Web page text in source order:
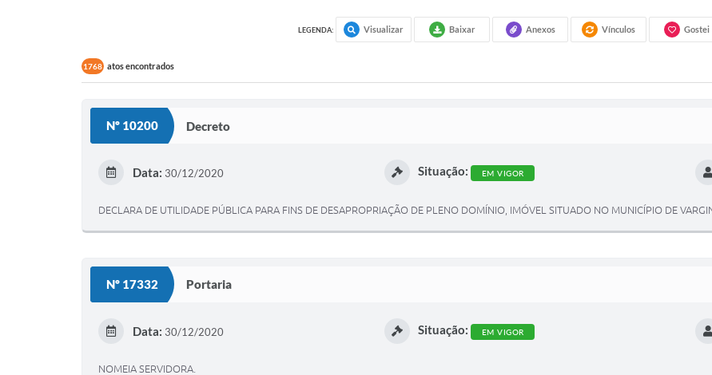
LEGENDA: Visualizar Baixar Anexos Vínculos Gostei
1768 atos encontrados
Nº 10200 Decreto
Data: 30/12/2020 Situação: EM VIGOR
DECLARA DE UTILIDADE PÚBLICA PARA FINS DE DESAPROPRIAÇÃO DE PLENO DOMÍNIO, IMÓVEL SITUADO NO MUNICÍPIO DE
Nº 17332 Portaria
Data: 30/12/2020 Situação: EM VIGOR
NOMEIA SERVIDORA.